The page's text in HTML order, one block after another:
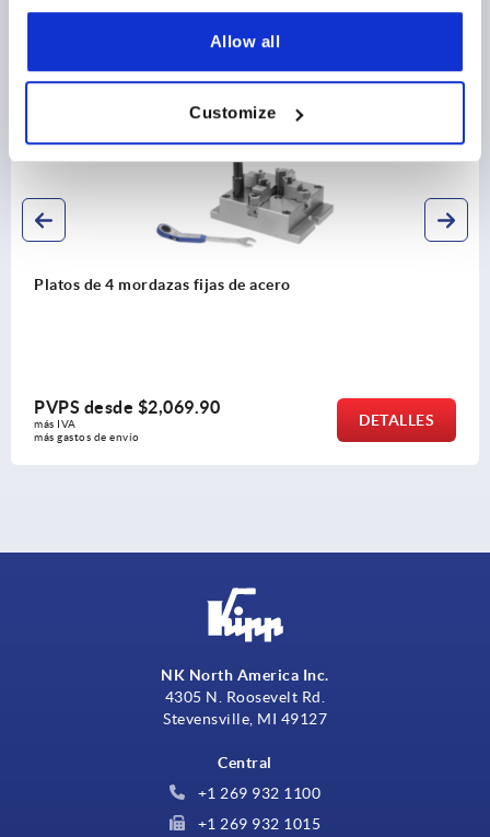
Allow all
Customize
Descubra nuestra gama de productos
Platos de 4 mordazas fijas de acero
PVPS desde $2,069.90
más IVA
más gastos de envío
DETALLES
NK North America Inc.
4305 N. Roosevelt Rd.
Stevensville, MI 49127
Central
+1 269 932 1100
+1 269 932 1015